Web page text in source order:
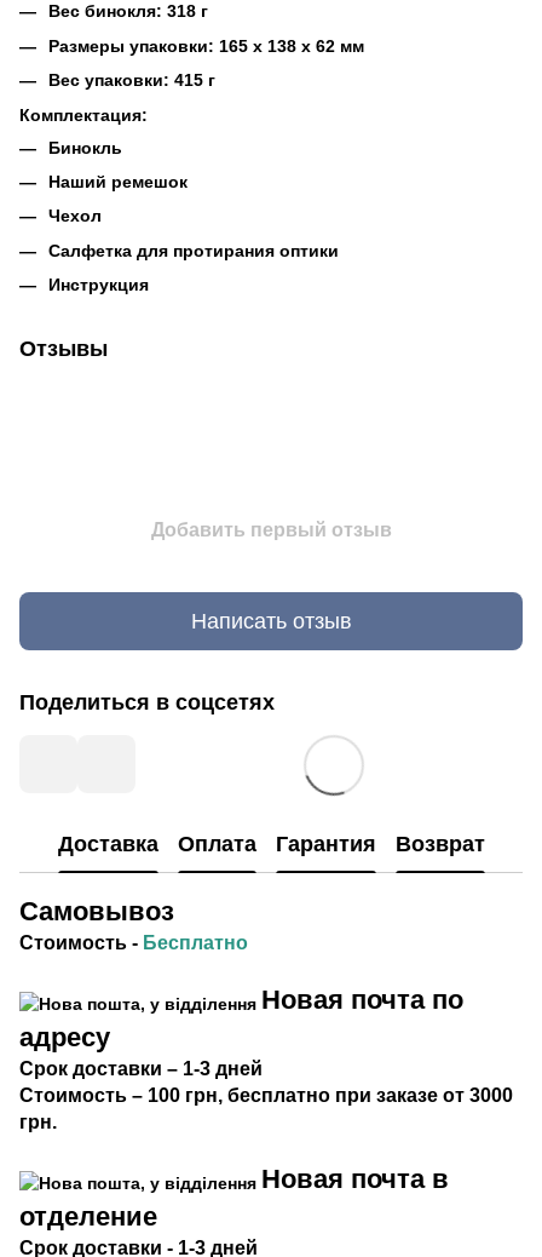
Вес бинокля: 318 г
Размеры упаковки: 165 x 138 x 62 мм
Вес упаковки: 415 г
Комплектация:
Бинокль
Наший ремешок
Чехол
Салфетка для протирания оптики
Инструкция
Отзывы
Добавить первый отзыв
Написать отзыв
Поделиться в соцсетях
Доставка Оплата Гарантия Возврат
Самовывоз
Стоимость - Бесплатно
Новая почта по
адресу
Срок доставки – 1-3 дней
Стоимость – 100 грн, бесплатно при заказе от 3000
грн.
Новая почта в
отделение
Срок доставки - 1-3 дней